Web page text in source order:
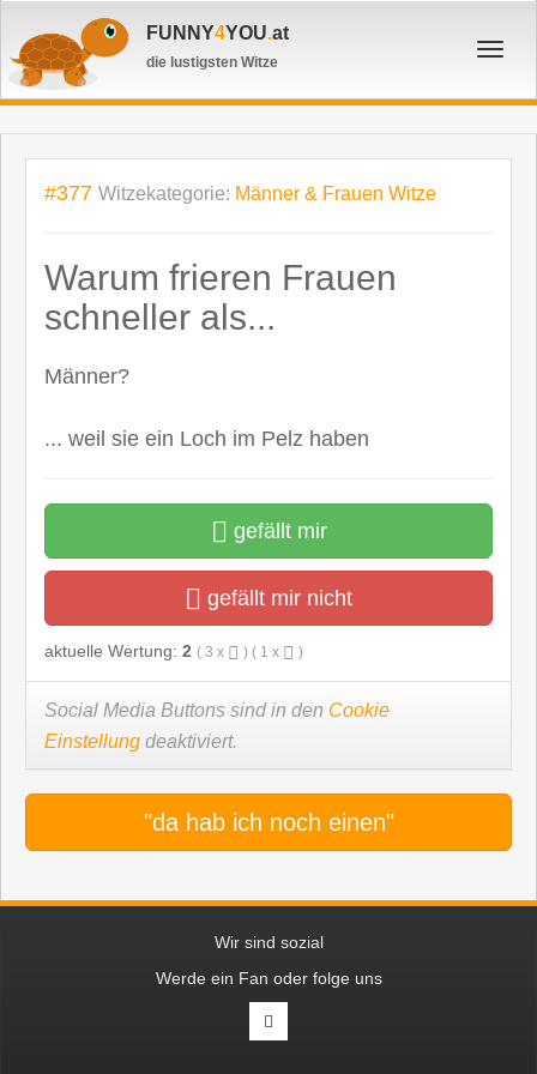
FUNNY4YOU.at
die lustigsten Witze
#377 Witzekategorie: Männer & Frauen Witze
Warum frieren Frauen
schneller als...
Männer?
... weil sie ein Loch im Pelz haben
gefällt mir
gefällt mir nicht
aktuelle Wertung: 2 ( 3 x ) ( 1 x )
Social Media Buttons sind in den Cookie
Einstellung deaktiviert.
"da hab ich noch einen"
Wir sind sozial
Werde ein Fan oder folge uns